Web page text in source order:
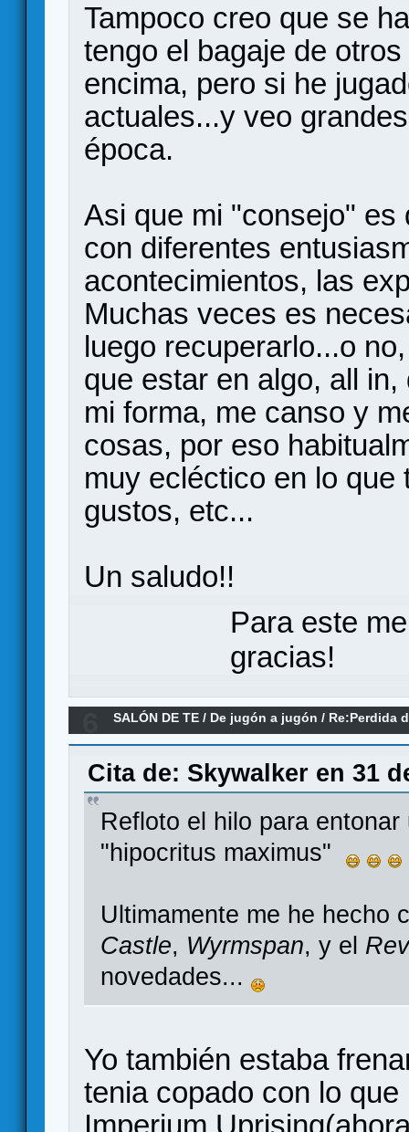
Tampoco creo que se
tengo el bagaje de
encima, pero si he
actuales...y veo
época.
Asi que mi "consejo" es
con diferentes
acontecimientos, las
Muchas veces es
luego recuperarlo...o
que estar en algo, all
mi forma, me canso y
cosas, por eso
muy ecléctico en lo
gustos, etc...
Un saludo!!
Para este
gracias!
SALÓN DE TE / De jugón a jugón / Re:Perdida
Cita de: Skywalker en 31
Refloto el hilo para
"hipocritus maximus"
Ultimamente me he hecho
Castle, Wyrmspan, y el
novedades...
Yo también estaba
tenia copado con lo
Imperium